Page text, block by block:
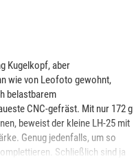
Kugelkopf, aber
wie von Leofoto gewohnt,
belastbarem
CNC-gefräst. Mit nur 172 g
beweist der kleine LH-25 mit
Genug jedenfalls, um so
Schließlich sind ja